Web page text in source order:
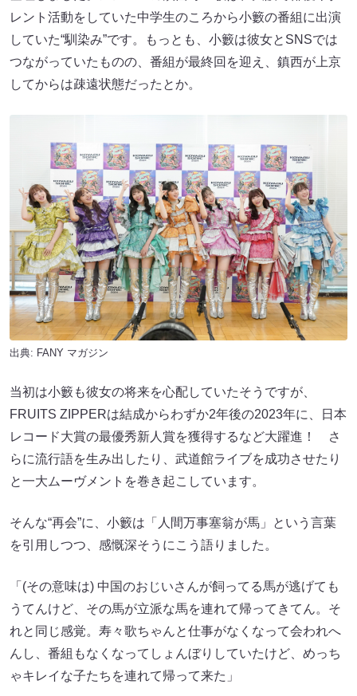
レント活動をしていた中学生のころから小籔の番組に出演
していた“馴染み”です。もっとも、小籔は彼女とSNSでは
つながっていたものの、番組が最終回を迎え、鎮西が上京
してからは疎遠状態だったとか。
出典: FANY マガジン
当初は小籔も彼女の将来を心配していたそうですが、
FRUITS ZIPPERは結成からわずか2年後の2023年に、日本
レコード大賞の最優秀新人賞を獲得するなど大躍進！ さ
らに流行語を生み出したり、武道館ライブを成功させたり
と一大ムーヴメントを巻き起こしています。
そんな“再会”に、小籔は「人間万事塞翁が馬」という言葉
を引用しつつ、感慨深そうにこう語りました。
「(その意味は) 中国のおじいさんが飼ってる馬が逃げても
うてんけど、その馬が立派な馬を連れて帰ってきてん。そ
れと同じ感覚。寿々歌ちゃんと仕事がなくなって会われへ
んし、番組もなくなってしょんぼりしていたけど、めっち
ゃキレイな子たちを連れて帰って来た」